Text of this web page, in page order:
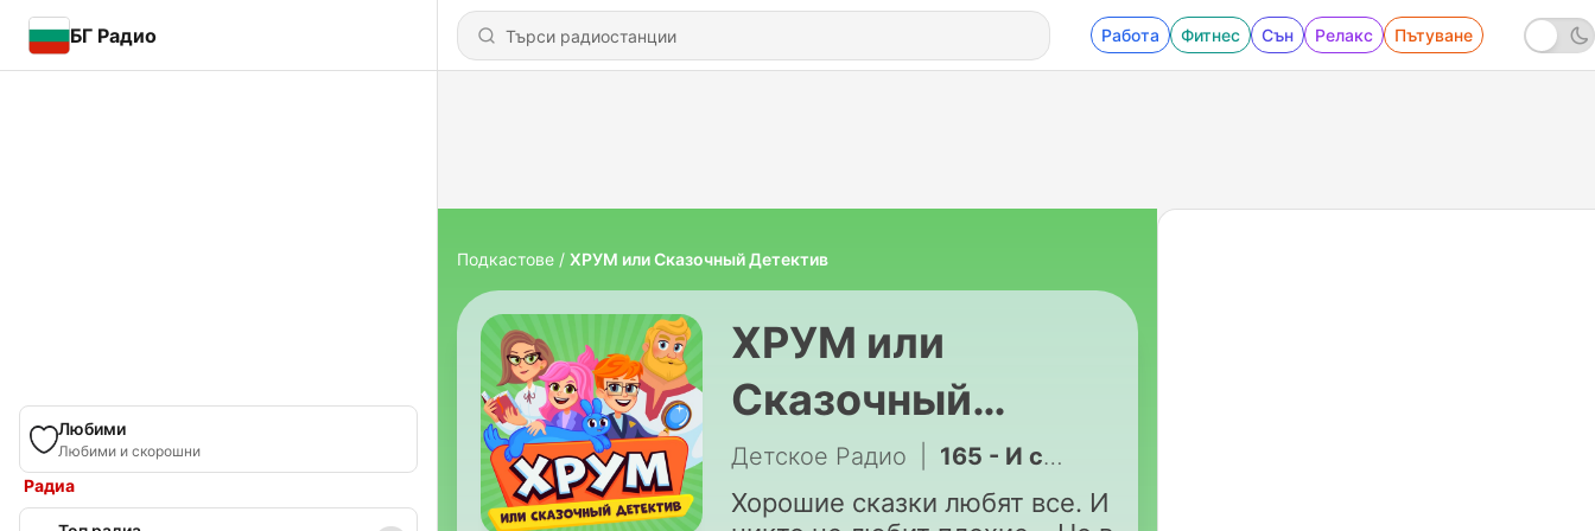
БГ Радио Работа Фитнес Сън Релакс Пътуване
Любими
Любими и скорошни
Радиа
Подкастове ХРУМ или Сказочный Детектив
ХРУМ или
Сказочный
Детектив
Детское Радио 165 - И след простыл. Серия 1
Хорошие сказки любят все. И